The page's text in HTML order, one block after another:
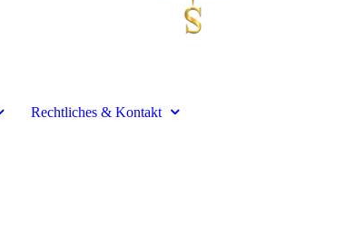
Rechtliches & Kontakt